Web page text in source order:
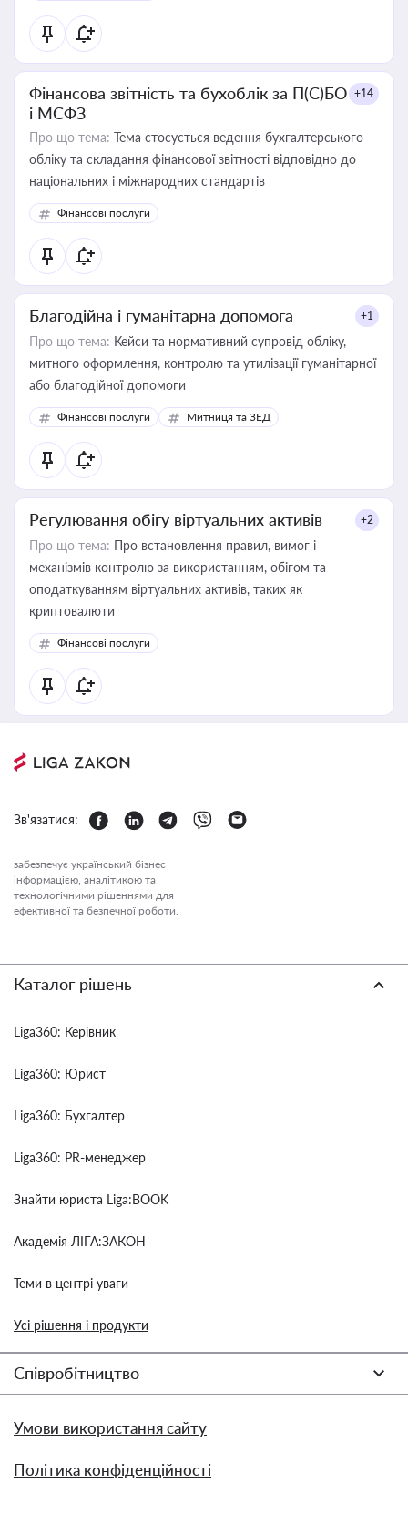
Фінансова звітність та бухоблік за П(С)БО
і МСФЗ
+14
Про що тема: Тема стосується ведення бухгалтерського
обліку та складання фінансової звітності відповідно до
національних і міжнародних стандартів
Фінансові послуги
Благодійна і гуманітарна допомога +1
Про що тема: Кейси та нормативний супровід обліку,
митного оформлення, контролю та утилізації гуманітарної
або благодійної допомоги
Фінансові послуги Митниця та ЗЕД
Регулювання обігу віртуальних активів +2
Про що тема: Про встановлення правил, вимог і
механізмів контролю за використанням, обігом та
оподаткуванням віртуальних активів, таких як
криптовалюти
Фінансові послуги
Зв'язатися:
забезпечує український бізнес
інформацією, аналітикою та
технологічними рішеннями для
ефективної та безпечної роботи.
Каталог рішень
Liga360: Керівник
Liga360: Юрист
Liga360: Бухгалтер
Liga360: PR-менеджер
Знайти юриста Liga:BOOK
Академія ЛІГА:ЗАКОН
Теми в центрі уваги
Усі рішення і продукти
Співробітництво
Умови використання сайту
Політика конфіденційності